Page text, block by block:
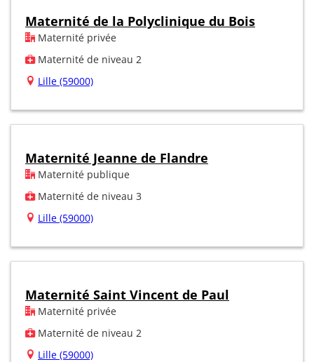
Maternité de la Polyclinique du Bois
Maternité privée
Maternité de niveau 2
Lille (59000)
Maternité Jeanne de Flandre
Maternité publique
Maternité de niveau 3
Lille (59000)
Maternité Saint Vincent de Paul
Maternité privée
Maternité de niveau 2
Lille (59000)